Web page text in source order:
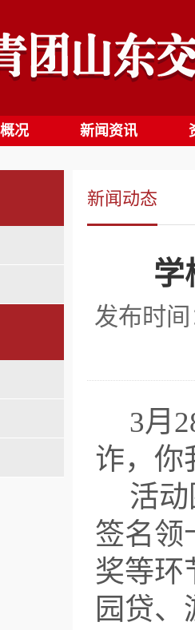
况 新闻资讯
新闻动态
学
发布时
3月
诈，你
活
签名领
奖等环
园贷